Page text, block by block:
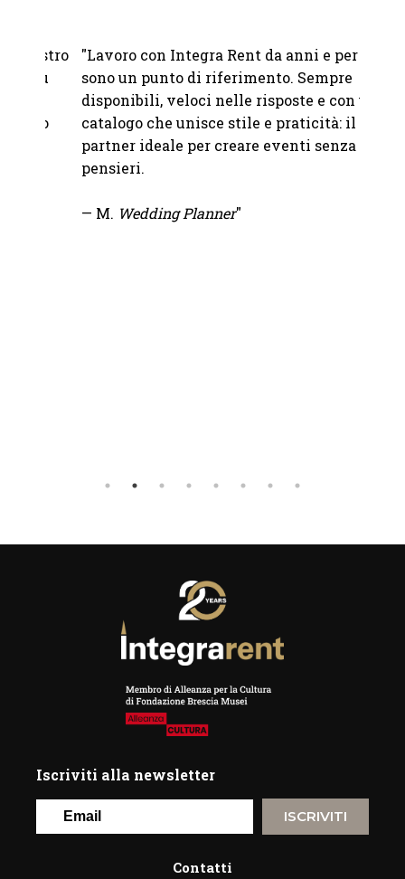
"Lavoro con Integra Rent da anni e per me
sono un punto di riferimento. Sempre
disponibili, veloci nelle risposte e con un
catalogo che unisce stile e praticità: il
partner ideale per creare eventi senza
pensieri.
Wedding Planner"
Iscriviti alla newsletter
ISCRIVITI
Contatti